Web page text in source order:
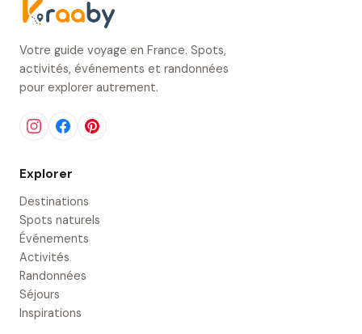
Votre guide voyage en France. Spots,
activités, événements et randonnées
pour explorer autrement.
Explorer
Destinations
Spots naturels
Événements
Activités
Randonnées
Séjours
Inspirations